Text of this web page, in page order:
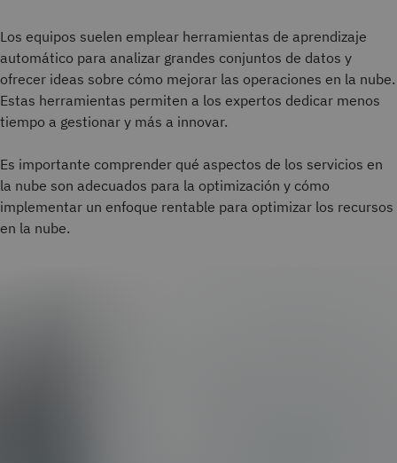
Los equipos suelen emplear herramientas de aprendizaje
automático para analizar grandes conjuntos de datos y
ofrecer ideas sobre cómo mejorar las operaciones en la nube.
Estas herramientas permiten a los expertos dedicar menos
tiempo a gestionar y más a innovar.
Es importante comprender qué aspectos de los servicios en
la nube son adecuados para la optimización y cómo
implementar un enfoque rentable para optimizar los recursos
en la nube.